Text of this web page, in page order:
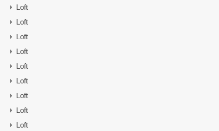
Loft
Loft
Loft
Loft
Loft
Loft
Loft
Loft
Loft